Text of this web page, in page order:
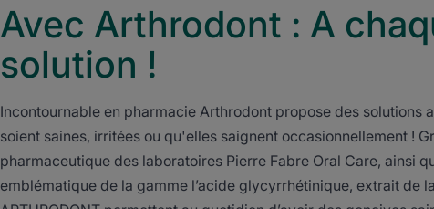
Avec Arthrodont : A
solution !
Incontournable en pharmacie Arthrodont propose des solutions
soient saines, irritées ou qu'elles saignent occasionnellement !
pharmaceutique des laboratoires Pierre Fabre Oral Care, ainsi
emblématique de la gamme l’acide glycyrrhétinique, extrait de